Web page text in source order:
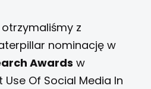
otrzymaliśmy z
nominację w
Awards w
Use Of Social Media In